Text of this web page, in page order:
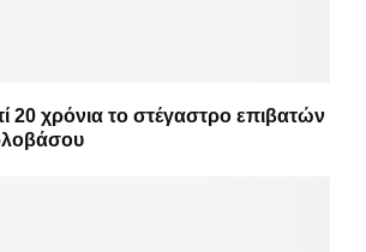
20 χρόνια το στέγαστρο επιβατών